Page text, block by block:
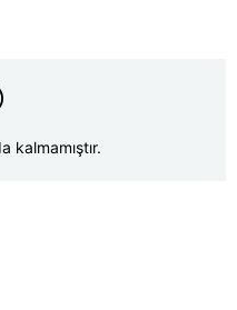
kalmamıştır.